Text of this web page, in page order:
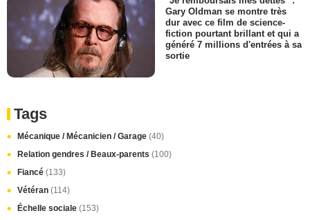
Gary Oldman se montre très
dur avec ce film de science-
fiction pourtant brillant et qui a
généré 7 millions d'entrées à sa
sortie
Tags
Mécanique / Mécanicien / Garage (40)
Relation gendres / Beaux-parents (100)
Fiancé (133)
Vétéran (114)
Échelle sociale (153)